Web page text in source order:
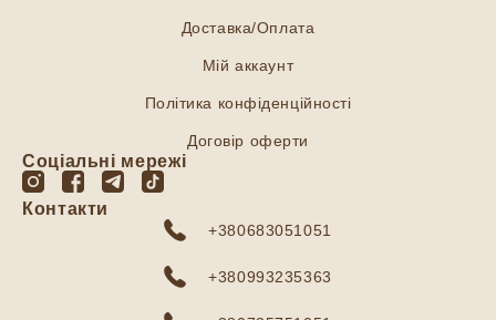
Доставка/Оплата
Мій аккаунт
Політика конфіденційності
Договір оферти
Соціальні мережі
Контакти
+380683051051
+380993235363